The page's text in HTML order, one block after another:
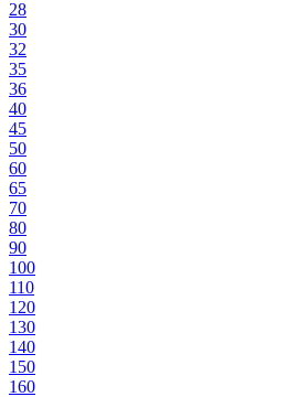
28
30
32
35
36
40
45
50
60
65
70
80
90
100
110
120
130
140
150
160